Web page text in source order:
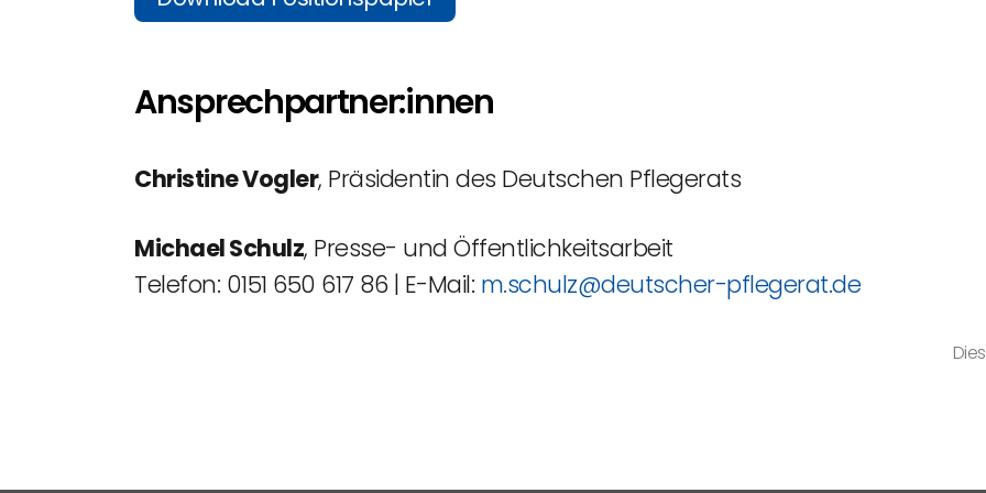
Ansprechpartner:innen
Christine Vogler, Präsidentin des Deutschen Pflegerats
Michael Schulz, Presse- und Öffentlichkeitsarbeit
Telefon: 0151 650 617 86 | E-Mail: m.schulz@deutscher-pflegerat.de